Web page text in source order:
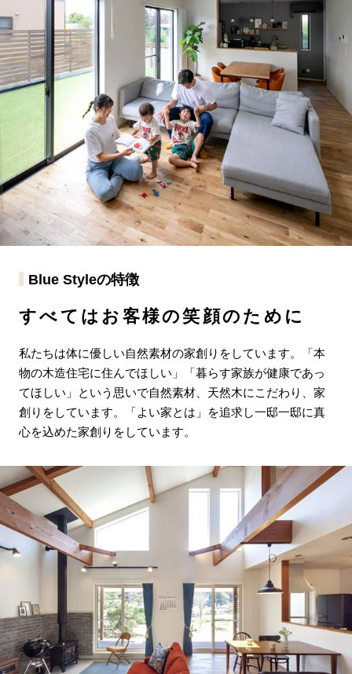
Blue Styleの特徴
すべてはお客様の笑顔のために
私たちは体に優しい自然素材の家創りをしています。「本
物の木造住宅に住んでほしい」「暮らす家族が健康であっ
てほしい」という思いで自然素材、天然木にこだわり、家
創りをしています。「よい家とは」を追求し一邸一邸に真
心を込めた家創りをしています。